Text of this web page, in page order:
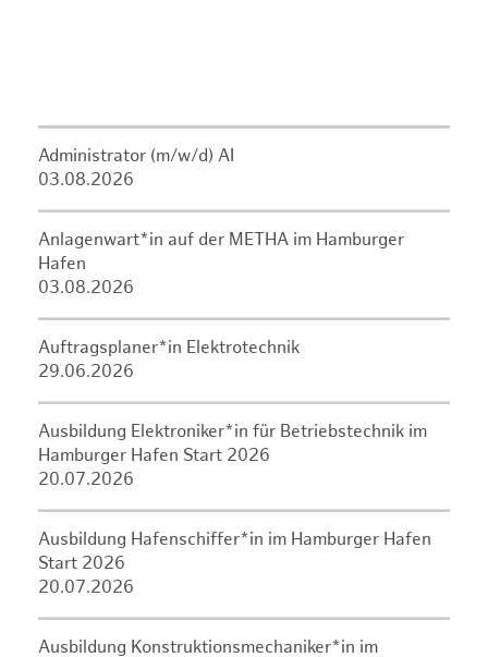
Administrator (m/w/d) AI
03.08.2026
Anlagenwart*in auf der METHA im Hamburger
Hafen
03.08.2026
Auftragsplaner*in Elektrotechnik
29.06.2026
Ausbildung Elektroniker*in für Betriebstechnik im
Hamburger Hafen Start 2026
20.07.2026
Ausbildung Hafenschiffer*in im Hamburger Hafen
Start 2026
20.07.2026
Ausbildung Konstruktionsmechaniker*in im